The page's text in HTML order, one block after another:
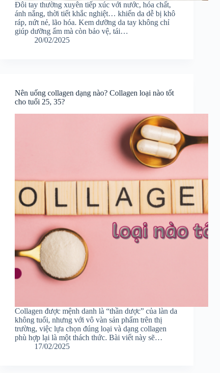
Đôi tay thường xuyên tiếp xúc với nước, hóa chất,
ánh nắng, thời tiết khắc nghiệt… khiến da dễ bị khô
ráp, nứt nẻ, lão hóa. Kem dưỡng da tay không chỉ
giúp dưỡng ẩm mà còn bảo vệ, tái…
20/02/2025
Nên uống collagen dạng nào? Collagen loại nào tốt
cho tuổi 25, 35?
Collagen được mệnh danh là “thần dược” của làn da
không tuổi, nhưng với vô vàn sản phẩm trên thị
trường, việc lựa chọn đúng loại và dạng collagen
phù hợp lại là một thách thức. Bài viết này sẽ…
17/02/2025